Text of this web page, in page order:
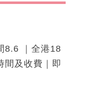
8.6 ｜全港18
間及收費｜即